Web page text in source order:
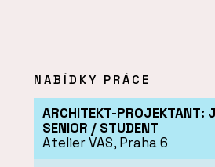
NABÍDKY PRÁCE
ARCHITEKT-PROJEKTANT:
SENIOR / STUDENT
Atelier VAS, Praha 6